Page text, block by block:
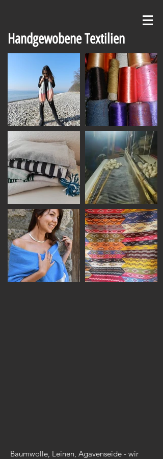
Handgewobene Textilien
Baumwolle, Leinen, Agavenseide - wir